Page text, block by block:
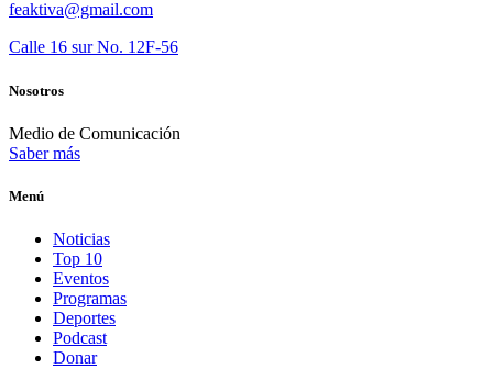
feaktiva@gmail.com
Calle 16 sur No. 12F-56
Nosotros
Medio de Comunicación
Saber más
Menú
Noticias
Top 10
Eventos
Programas
Deportes
Podcast
Donar